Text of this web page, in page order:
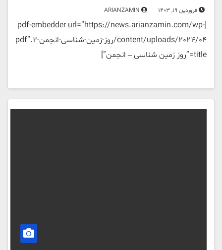
فروردین 19, 1403
[pdf-embedder url=”https://news.arianzamin.com/wp-
content/uploads/2024/04/روز-زمین-شناسی-انجمن-2.pdf”
title=”روز زمین شناسی – انجمن”]